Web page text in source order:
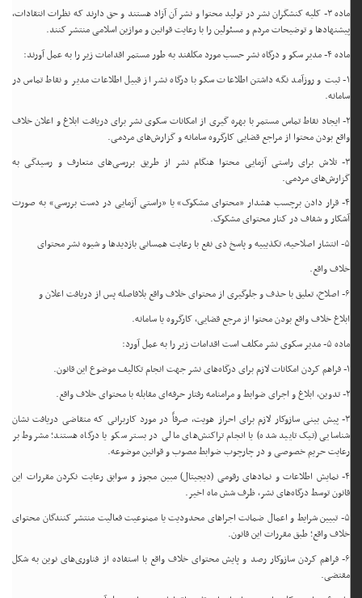
ماده ۳- کلیه کنشگران نشر در تولید محتوا و نشر آن آزاد هستند و حق دارند که نظرات انتقادات،
پیشنهادها و توضیحات مردم و مسئولین را با رعایت قوانین و موازین اسلامی منتشر کنند.
ماده ۴- مدیر سکو و درگاه نشر حسب مورد مکلفند به طور مستمر اقدامات زیر را به عمل آورند:
۱- ثبت و روزآمد نگه داشتن اطلاعات سکو با درگاه نشر از قبیل اطلاعات مدیر و نقاط تماس در
سامانه.
۲- ایجاد نقاط تماس مستمر با بهره گیری از امکانات سکوی نشر برای دریافت ابلاغ و اعلان خلاف
واقع بودن محتوا از مراجع قضایی کارگروه سامانه و گزارش‌های مردمی.
۳- تلاش برای راستی آزمایی محتوا هنگام نشر از طریق بررسی‌های متعارف و رسیدگی به
گزارش‌های مردمی.
۴- قرار دادن برچسب هشدار «محتوای مشکوک» یا «راستی آزمایی در دست بررسی» به صورت
آشکار و شفاف در کنار محتوای مشکوک.
خلاف واقع.
ابلاغ خلاف واقع بودن محتوا از مرجع قضایی، کارگروه یا سامانه.
ماده ۵- مدیر سکوی نشر مکلف است اقدامات زیر را به عمل آورد:
۳- پیش بینی سازوکار لازم برای احراز هویت، صرفاً در مورد کاربرانی که متقاضی دریافت نشان
شناسایی (تیک تایید شده) یا انجام تراکنش‌های مالی در بستر سکو یا درگاه هستند؛ مشروط بر
رعایت حریم خصوصی و در چارچوب ضوابط مصوب و قوانین موضوعه.
۴- نمایش اطلاعات و نمادهای رقومی (دیجیتال) مبین مجوز و سوابق رعایت نکردن مقررات این
قانون توسط درگاه‌های نشر، ظرف شش ماه اخیر.
۵- تبیین شرایط و اعمال ضمانت اجراهای محدودیت یا ممنوعیت فعالیت منتشر کنندگان محتوای
خلاف واقع؛ طبق مقررات این قانون.
۶- فراهم کردن سازوکار رصد و پایش محتوای خلاف واقع با استفاده از فناوری‌های نوین به شکل
مقتضی.